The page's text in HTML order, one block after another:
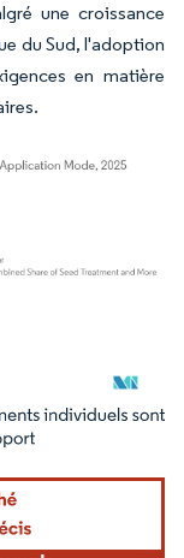
une croissance
du Sud, l'adoption
en matière
une attribution sous CC BY